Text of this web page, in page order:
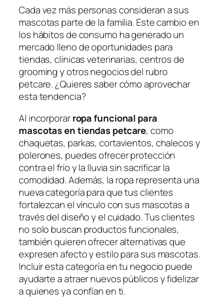
Cada vez más personas consideran a sus
mascotas parte de la familia. Este cambio en
los hábitos de consumo ha generado un
mercado lleno de oportunidades para
tiendas, clínicas veterinarias, centros de
grooming y otros negocios del rubro
petcare. ¿Quieres saber cómo aprovechar
esta tendencia?
Al incorporarropa funcional para
mascotas en tiendas petcare, como
chaquetas, parkas, cortavientos, chalecos y
polerones, puedes ofrecer protección
contra el frío y la lluvia sin sacrificar la
comodidad. Además, la ropa representa una
nueva categoría para que tus clientes
fortalezcan el vínculo con sus mascotas a
través del diseño y el cuidado. Tus clientes
no solo buscan productos funcionales,
también quieren ofrecer alternativas que
expresen afecto y estilo para sus mascotas.
Incluir esta categoría en tu negocio puede
ayudarte a atraer nuevos públicos y fidelizar
a quienes ya confían en ti.